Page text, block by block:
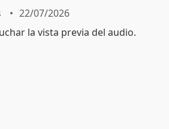
22/07/2026